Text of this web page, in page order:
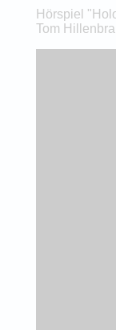
Hörspiel
Tom